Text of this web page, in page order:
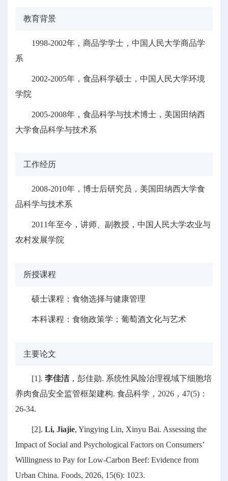
教育背景
1998-2002年，商品学学士，中国人民大学商品学
系
2002-2005年，食品科学硕士，中国人民大学环境
学院
2005-2008年，食品科学与技术博士，美国田纳西
大学食品科学与技术系
工作经历
2008-2010年，博士后研究员，美国田纳西大学食
品科学与技术系
2011年至今，讲师、副教授，中国人民大学农业与
农村发展学院
所授课程
硕士课程：食物选择与健康管理
本科课程：食物政策学；葡萄酒文化与艺术
主要论文
[1]. 李佳洁，彭佳勋. 系统性风险治理视域下细胞培
养肉食品安全监管框架建构. 食品科学，2026，47(5)：
26-34.
[2]. Li, Jiajie, Yingying Lin, Xinyu Bai. Assessing the
Impact of Social and Psychological Factors on Consumers’
Willingness to Pay for Low-Carbon Beef: Evidence from
Urban China. Foods, 2026, 15(6): 1023.